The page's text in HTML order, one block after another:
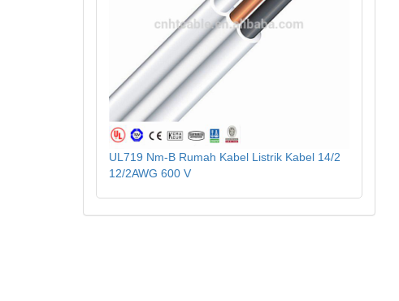
UL719 Nm-B Rumah Kabel Listrik Kabel 14/2
12/2AWG 600 V